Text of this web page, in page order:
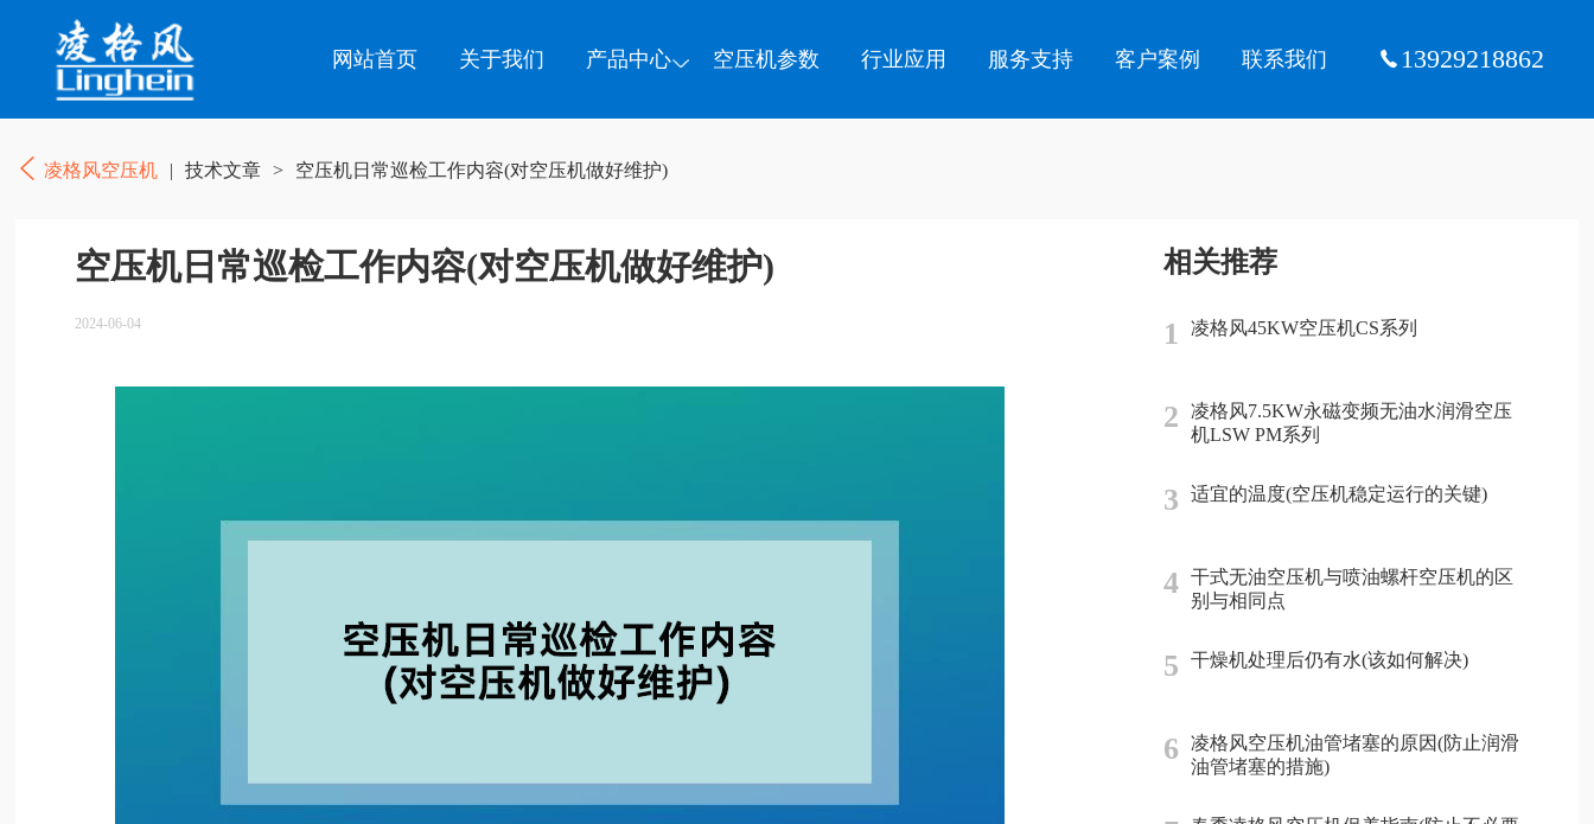
网站首页 关于我们 产品中心 空压机参数 行业应用 服务支持 客户案例 联系我们 13929218862
凌格风空压机 | 技术文章 > 空压机日常巡检工作内容(对空压机做好维护)
空压机日常巡检工作内容(对空压机做好维护)
2024-06-04
相关推荐
1 凌格风45KW空压机CS系列
2
凌格风7.5KW永磁变频无油水润滑空压
机LSW PM系列
3 适宜的温度(空压机稳定运行的关键)
4
干式无油空压机与喷油螺杆空压机的区
别与相同点
5 干燥机处理后仍有水(该如何解决)
6
凌格风空压机油管堵塞的原因(防止润滑
油管堵塞的措施)